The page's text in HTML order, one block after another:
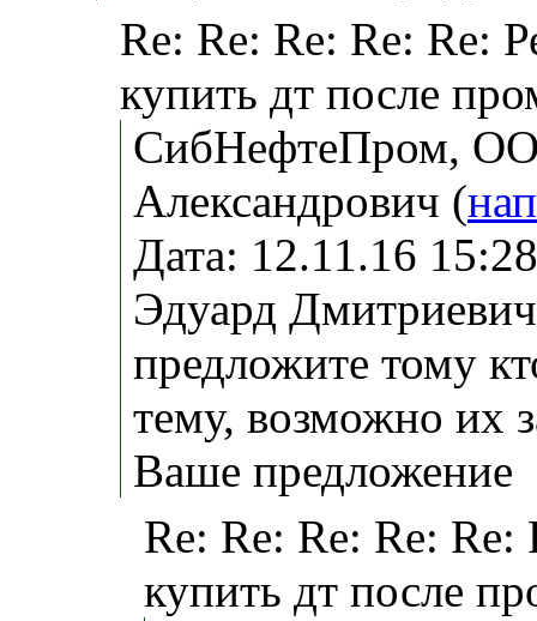
Re: Re: Re: Re: Re:
купить дт после
СибНефтеПром,
Александрович (
Дата: 12.11.16
Эдуард
предложите тому
тему, возможно их
Ваше предложение
Re: Re: Re: Re: Re:
купить дт после